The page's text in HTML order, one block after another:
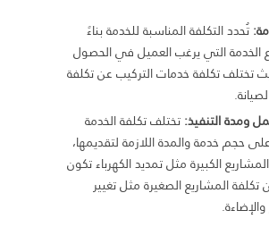
تُحدد التكلفة المناسبة للخدمة بناءً
الخدمة التي يرغب العميل في الحصول
تختلف تكلفة خدمات التركيب عن تكلفة
ومدة التنفيذ:تختلف تكلفة الخدمة
حجم خدمة والمدة اللازمة لتقديمها،
الكبيرة مثل تمديد الكهرباء تكون
المشاريع الصغيرة مثل تغيير